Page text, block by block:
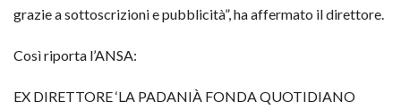
grazie a sottoscrizioni e pubblicità”, ha affermato il direttore.
Così riporta l’ANSA:
EX DIRETTORE ‘LA PADANIÀ FONDA QUOTIDIANO